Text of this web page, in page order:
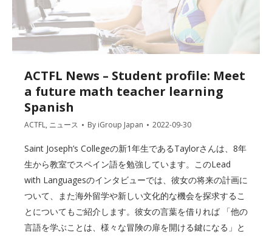
ACTFL News – Student profile: Meet
a future math teacher learning
Spanish
ACTFL, ニュース By iGroup Japan 2022-09-30
Saint Joseph’s Collegeの新1年生であるTaylorさんは、8年
生から教室でスペイン語を勉強しています。このLead
with Languagesのインタビューでは、彼女の将来の計画に
ついて、また海外留学や新しい文化的な機会を探求するこ
とについてもご紹介します。彼女の言葉を借りれば 「他の
言語を学ぶことは、様々な冒険の扉を開ける鍵になる」と